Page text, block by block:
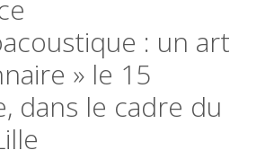
: un art
» le 15
dans le cadre du